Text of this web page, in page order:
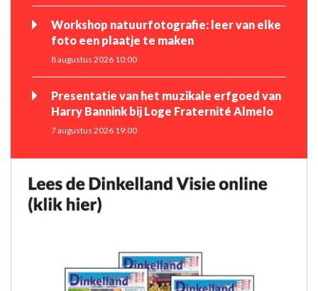
Workshop natuurfotografie: leer van elke
foto een plaatje te maken
8 augustus 2026 10:00
Presentatie van het muzikale erfgoed van
Harry Bannink bij Loge Fraternité Almelo
7 augustus 2026 19:00